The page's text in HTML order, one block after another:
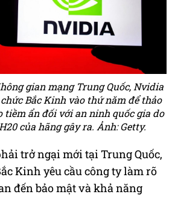
gian mạng Trung Quốc, Nvidia
Bắc Kinh vào thứ năm để thảo
ẩn đối với an ninh quốc gia do
của hãng gây ra. Ảnh: Getty.
trở ngại mới tại Trung Quốc,
Kinh yêu cầu công ty làm rõ
đến bảo mật và khả năng